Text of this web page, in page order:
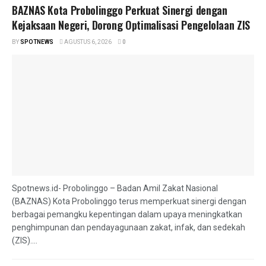
BAZNAS Kota Probolinggo Perkuat Sinergi dengan
Kejaksaan Negeri, Dorong Optimalisasi Pengelolaan ZIS
BYSPOTNEWS AGUSTUS 6, 2026 0
Spotnews.id- Probolinggo – Badan Amil Zakat Nasional
(BAZNAS) Kota Probolinggo terus memperkuat sinergi dengan
berbagai pemangku kepentingan dalam upaya meningkatkan
penghimpunan dan pendayagunaan zakat, infak, dan sedekah
(ZIS)....